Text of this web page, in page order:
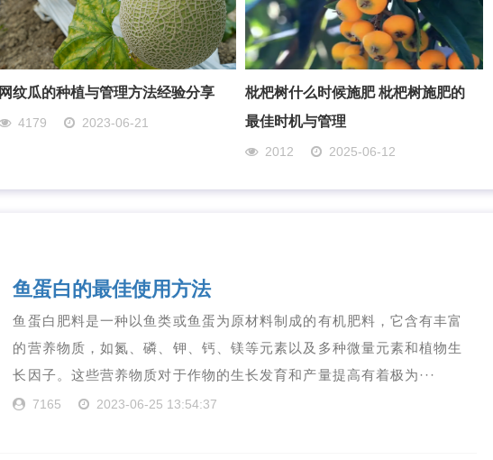
网纹瓜的种植与管理方法经验分享
4179 2023-06-21
枇杷树什么时候施肥 枇杷树施肥的
最佳时机与管理
2012 2025-06-12
鱼蛋白的最佳使用方法
鱼蛋白肥料是一种以鱼类或鱼蛋为原材料制成的有机肥料，它含有丰富
的营养物质，如氮、磷、钾、钙、镁等元素以及多种微量元素和植物生
长因子。这些营养物质对于作物的生长发育和产量提高有着极为···
7165 2023-06-25 13:54:37